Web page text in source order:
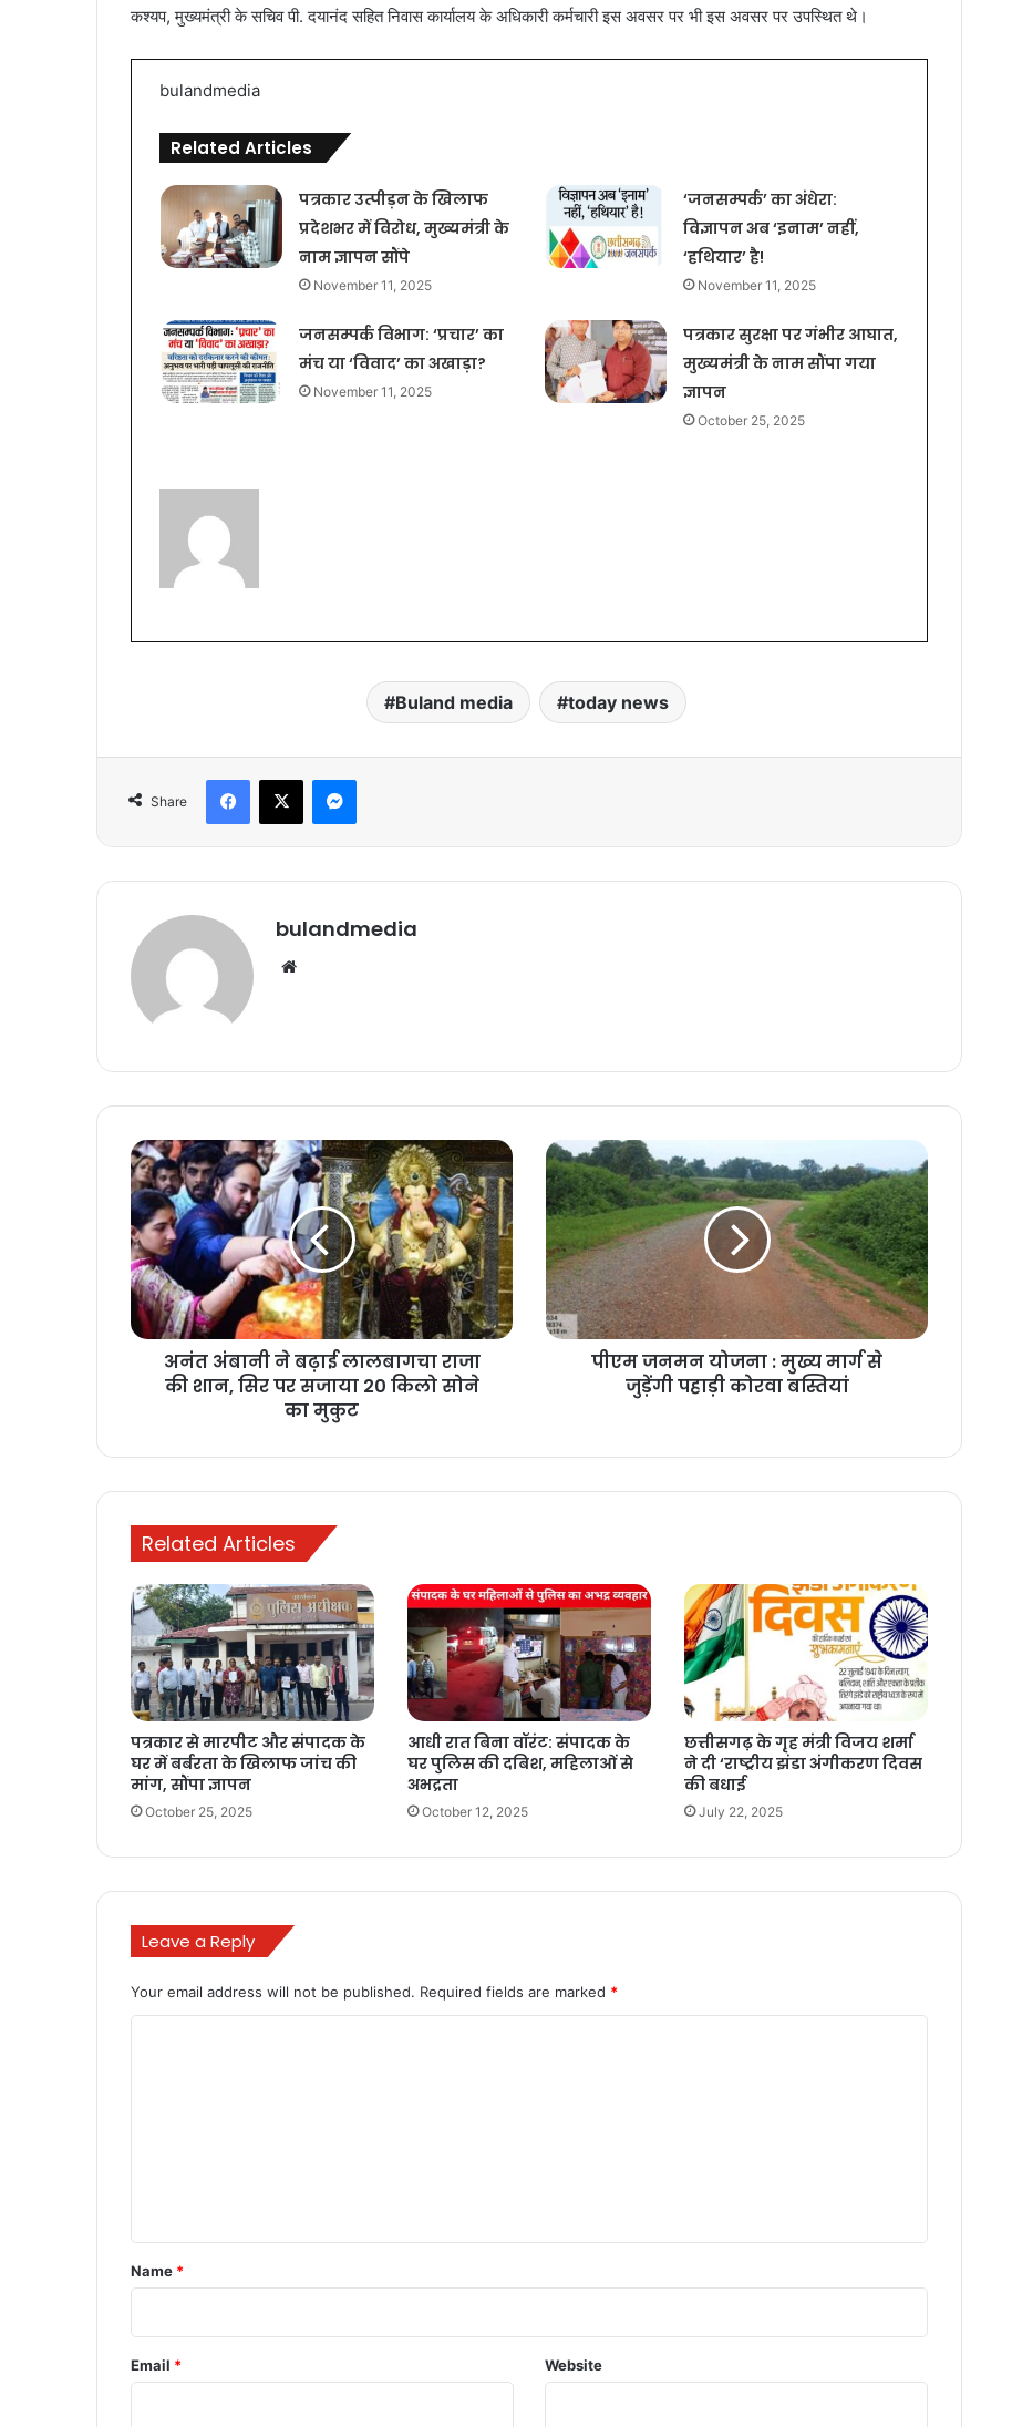
कश्यप, मुख्यमंत्री के सचिव पी. दयानंद सहित निवास कार्यालय के अधिकारी कर्मचारी इस अवसर पर भी इस अवसर पर उपस्थित थे।
bulandmedia
Related Articles
पत्रकार उत्पीड़न के खिलाफ
प्रदेशभर में विरोध, मुख्यमंत्री के
नाम ज्ञापन सौंपे
November 11, 2025
‘जनसम्पर्क’ का अंधेरा:
विज्ञापन अब ‘इनाम’ नहीं,
‘हथियार’ है!
November 11, 2025
जनसम्पर्क विभाग: ‘प्रचार’ का
मंच या ‘विवाद’ का अखाड़ा?
November 11, 2025
पत्रकार सुरक्षा पर गंभीर आघात,
मुख्यमंत्री के नाम सौंपा गया
ज्ञापन
October 25, 2025
Buland media today news
Share
Facebook
X Messenger
bulandmedia
अनंत
अंबानी
ने
बढ़ाई
लालबागचा
राजा
की
शान,
सिर
अनंत अंबानी ने बढ़ाई लालबागचा राजा
की शान, सिर पर सजाया 20 किलो सोने
का मुकुट
पीएम
जनमन
योजना
:
मुख्य
मार्ग
से
जुड़ेंगी
पहाड़ी
पीएम जनमन योजना : मुख्य मार्ग से
जुड़ेंगी पहाड़ी कोरवा बस्तियां
Related Articles
पत्रकार से मारपीट और संपादक के
घर में बर्बरता के खिलाफ जांच की
मांग, सौंपा ज्ञापन
October 25, 2025
आधी रात बिना वॉरंट: संपादक के
घर पुलिस की दबिश, महिलाओं से
अभद्रता
October 12, 2025
छत्तीसगढ़ के गृह मंत्री विजय शर्मा
ने दी ‘राष्ट्रीय झंडा अंगीकरण दिवस
की बधाई
July 22, 2025
Leave a Reply
Your email address will not be published. Required fields are marked *
*
Name *
Email * Website